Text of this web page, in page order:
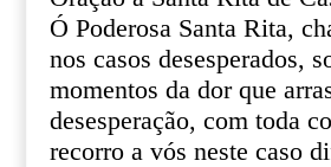
Ó Poderosa Santa Rita,
nos casos desesperados,
momentos da dor que
desesperação, com toda
recorro a vós neste caso